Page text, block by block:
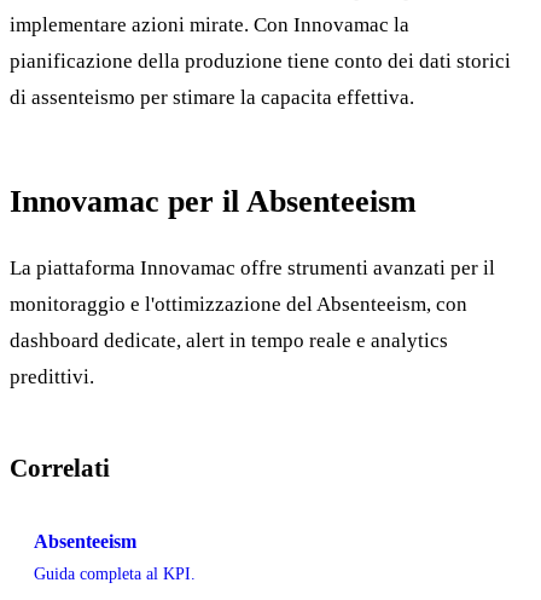
implementare azioni mirate. Con Innovamac la
pianificazione della produzione tiene conto dei dati storici
di assenteismo per stimare la capacita effettiva.
Innovamac per il Absenteeism
La piattaforma Innovamac offre strumenti avanzati per il
monitoraggio e l'ottimizzazione del Absenteeism, con
dashboard dedicate, alert in tempo reale e analytics
predittivi.
Correlati
Absenteeism
Guida completa al KPI.